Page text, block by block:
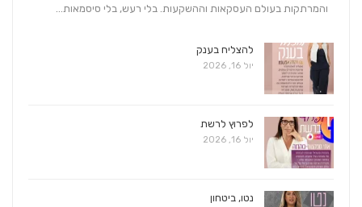
והמרתקות בעולם העסקאות וההשקעות. בלי רעש, בלי סיסמאות…
להצליח בענק
יול 16, 2026
לפרוץ לרשת
יול 16, 2026
נטו, ביטחון